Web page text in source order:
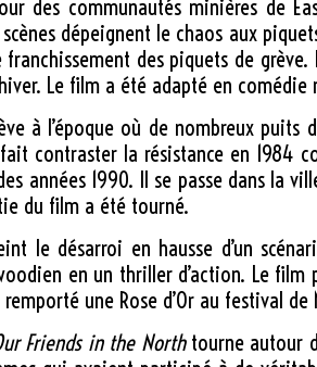
des communautés minières de
dépeignent le chaos aux
des piquets de
Le film a été adapté en comédie
à l’époque où de nombreux
contraster la résistance en 1984
années 1990. Il se passe dans la
du film a été tourné.
le désarroi en hausse d’un
en un thriller d’action. Le film
une Rose d’Or au festival de
Friends in the Northtourne autour